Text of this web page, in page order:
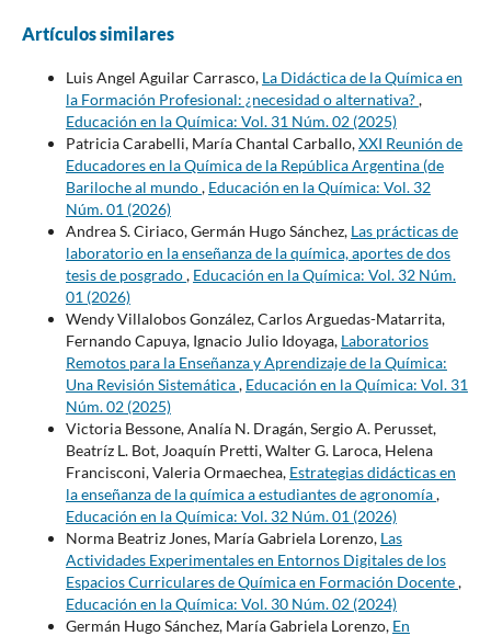
Artículos similares
Luis Angel Aguilar Carrasco, La Didáctica de la Química en
la Formación Profesional: ¿necesidad o alternativa?,
Educación en la Química: Vol. 31 Núm. 02 (2025)
Patricia Carabelli, María Chantal Carballo,XXI Reunión de
Educadores en la Química de la República Argentina (de
Bariloche al mundo, Educación en la Química: Vol. 32
Núm. 01 (2026)
Andrea S. Ciriaco, Germán Hugo Sánchez, Las prácticas de
laboratorio en la enseñanza de la química, aportes de dos
tesis de posgrado, Educación en la Química: Vol. 32 Núm.
01 (2026)
Wendy Villalobos González, Carlos Arguedas-Matarrita,
Fernando Capuya, Ignacio Julio Idoyaga, Laboratorios
Remotos para la Enseñanza y Aprendizaje de la Química:
Una Revisión Sistemática, Educación en la Química: Vol. 31
Núm. 02 (2025)
Victoria Bessone, Analía N. Dragán, Sergio A. Perusset,
Beatríz L. Bot, Joaquín Pretti, Walter G. Laroca, Helena
Francisconi, Valeria Ormaechea, Estrategias didácticas en
la enseñanza de la química a estudiantes de agronomía,
Educación en la Química: Vol. 32 Núm. 01 (2026)
Norma Beatriz Jones, María Gabriela Lorenzo, Las
Actividades Experimentales en Entornos Digitales de los
Espacios Curriculares de Química en Formación Docente,
Educación en la Química: Vol. 30 Núm. 02 (2024)
Germán Hugo Sánchez, María Gabriela Lorenzo, En